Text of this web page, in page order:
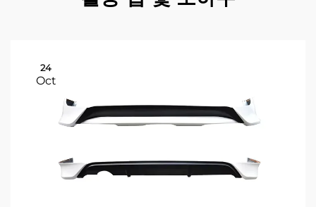
24
Oct